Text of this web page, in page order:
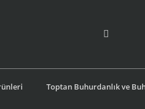
Toptan Buhurdanlık ve